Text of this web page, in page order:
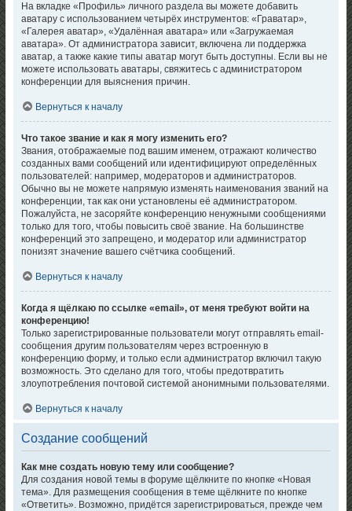
На вкладке «Профиль» личного раздела вы можете добавить
аватару с использованием четырёх инструментов: «Граватар»,
«Галерея аватар», «Удалённая аватара» или «Загружаемая
аватара». От администратора зависит, включена ли поддержка
аватар, а также какие типы аватар могут быть доступны. Если вы не
можете использовать аватары, свяжитесь с администратором
конференции для выяснения причин.
Вернуться к началу
Что такое звание и как я могу изменить его?
Звания, отображаемые под вашим именем, отражают количество
созданных вами сообщений или идентифицируют определённых
пользователей: например, модераторов и администраторов.
Обычно вы не можете напрямую изменять наименования званий на
конференции, так как они установлены её администратором.
Пожалуйста, не засоряйте конференцию ненужными сообщениями
только для того, чтобы повысить своё звание. На большинстве
конференций это запрещено, и модератор или администратор
понизят значение вашего счётчика сообщений.
Вернуться к началу
Когда я щёлкаю по ссылке «email», от меня требуют войти на
конференцию!
Только зарегистрированные пользователи могут отправлять email-
сообщения другим пользователям через встроенную в
конференцию форму, и только если администратор включил такую
возможность. Это сделано для того, чтобы предотвратить
злоупотребления почтовой системой анонимными пользователями.
Вернуться к началу
Создание сообщений
Как мне создать новую тему или сообщение?
Для создания новой темы в форуме щёлкните по кнопке «Новая
тема». Для размещения сообщения в теме щёлкните по кнопке
«Ответить». Возможно, придётся зарегистрироваться, прежде чем